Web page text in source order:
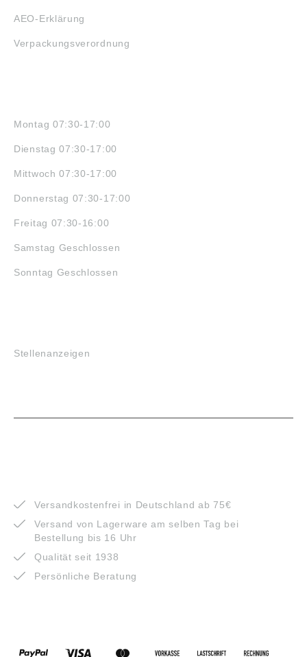
AEO-Erklärung
Verpackungsverordnung
Montag 07:30-17:00
Dienstag 07:30-17:00
Mittwoch 07:30-17:00
Donnerstag 07:30-17:00
Freitag 07:30-16:00
Samstag Geschlossen
Sonntag Geschlossen
Stellenanzeigen
Versandkostenfrei in Deutschland ab 75€
Versand von Lagerware am selben Tag bei
Bestellung bis 16 Uhr
Qualität seit 1938
Persönliche Beratung